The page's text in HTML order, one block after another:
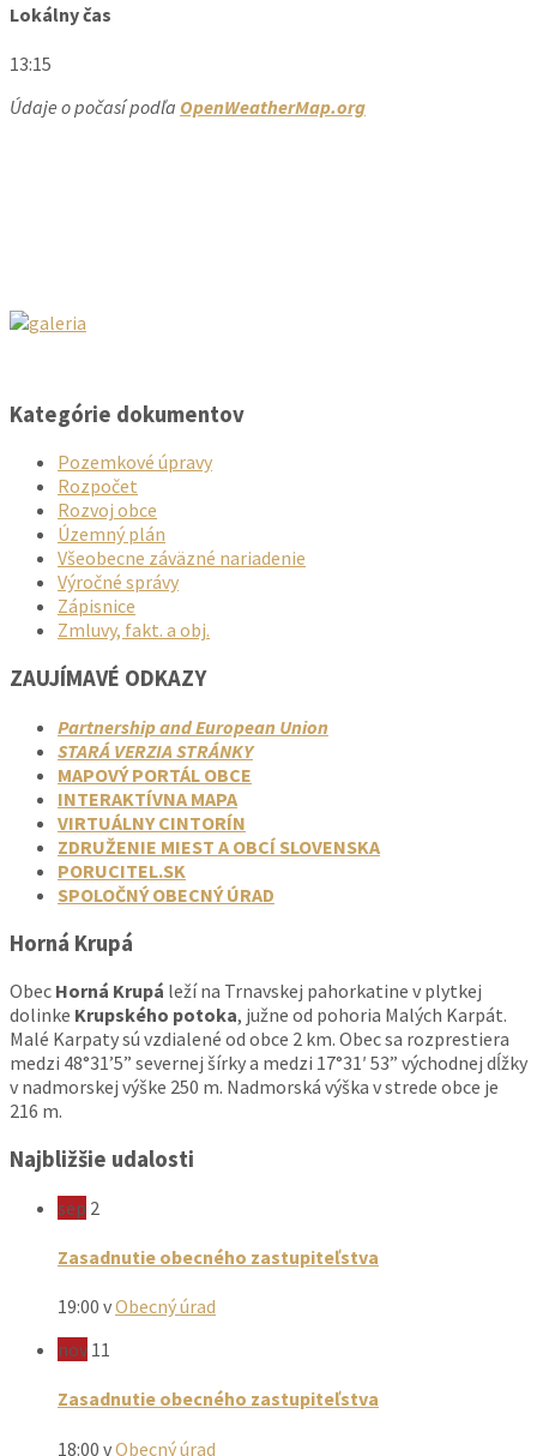
Lokálny čas
13:15
Údaje o počasí podľa OpenWeatherMap.org
Kategórie dokumentov
Pozemkové úpravy
Rozpočet
Rozvoj obce
Územný plán
Všeobecne záväzné nariadenie
Výročné správy
Zápisnice
Zmluvy, fakt. a obj.
ZAUJÍMAVÉ ODKAZY
Partnership and European Union
STARÁ VERZIA STRÁNKY
MAPOVÝ PORTÁL OBCE
INTERAKTÍVNA MAPA
VIRTUÁLNY CINTORÍN
ZDRUŽENIE MIEST A OBCÍ SLOVENSKA
PORUCITEL.SK
SPOLOČNÝ OBECNÝ ÚRAD
Horná Krupá
Obec Horná Krupá leží na Trnavskej pahorkatine v plytkej
dolinke Krupského potoka, južne od pohoria Malých Karpát.
Malé Karpaty sú vzdialené od obce 2 km. Obec sa rozprestiera
medzi 48°31’5” severnej šírky a medzi 17°31′ 53” východnej dĺžky
v nadmorskej výške 250 m. Nadmorská výška v strede obce je
216 m.
Najbližšie udalosti
sep 2
Zasadnutie obecného zastupiteľstva
19:00 vObecný úrad
nov 11
Zasadnutie obecného zastupiteľstva
18:00 vObecný úrad